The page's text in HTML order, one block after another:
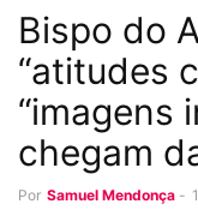
Bispo do
“atitudes
“imagens
chegam
Por Samuel Mendonça -